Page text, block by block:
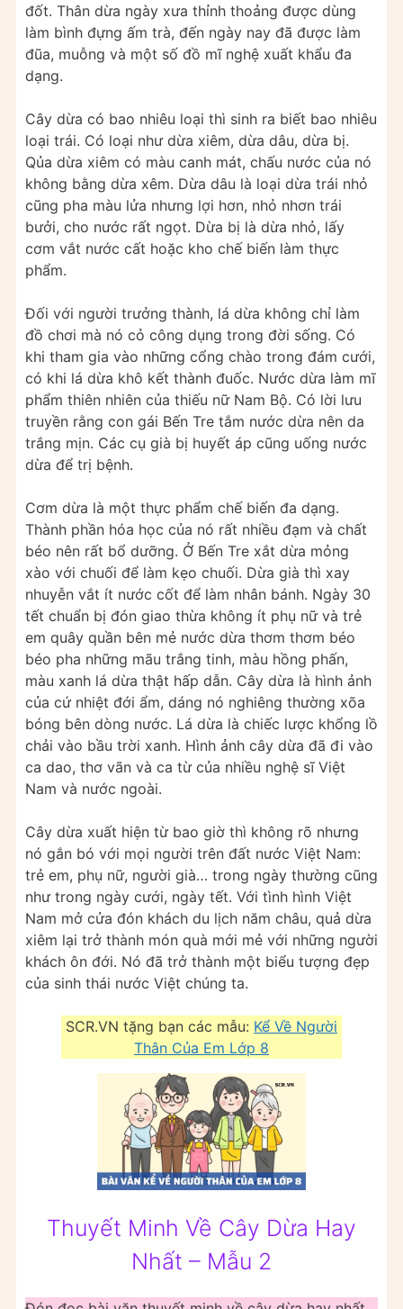
đốt. Thân dừa ngày xưa thỉnh thoảng được dùng
làm bình đựng ấm trà, đến ngày nay đã được làm
đũa, muỗng và một số đồ mĩ nghệ xuất khẩu đa
dạng.
Cây dừa có bao nhiêu loại thì sinh ra biết bao nhiêu
loại trái. Có loại như dừa xiêm, dừa dâu, dừa bị.
Qủa dừa xiêm có màu canh mát, chấu nước của nó
không bằng dừa xêm. Dừa dâu là loại dừa trái nhỏ
cũng pha màu lửa nhưng lợi hơn, nhỏ nhơn trái
bưởi, cho nước rất ngọt. Dừa bị là dừa nhỏ, lấy
cơm vắt nước cất hoặc kho chế biến làm thực
phẩm.
Đối với người trưởng thành, lá dừa không chỉ làm
đồ chơi mà nó cỏ công dụng trong đời sống. Có
khi tham gia vào những cổng chào trong đám cưới,
có khi lá dừa khô kết thành đuốc. Nước dừa làm mĩ
phẩm thiên nhiên của thiếu nữ Nam Bộ. Có lời lưu
truyền rằng con gái Bến Tre tắm nước dừa nên da
trắng mịn. Các cụ già bị huyết áp cũng uống nước
dừa để trị bệnh.
Cơm dừa là một thực phẩm chế biến đa dạng.
Thành phần hóa học của nó rất nhiều đạm và chất
béo nên rất bổ dưỡng. Ở Bến Tre xắt dừa mỏng
xào với chuối để làm kẹo chuối. Dừa già thì xay
nhuyễn vắt ít nước cốt để làm nhân bánh. Ngày 30
tết chuẩn bị đón giao thừa không ít phụ nữ và trẻ
em quây quần bên mẻ nước dừa thơm thơm béo
béo pha những mãu trắng tinh, màu hồng phấn,
màu xanh lá dừa thật hấp dẫn. Cây dừa là hình ảnh
của cứ nhiệt đới ẩm, dáng nó nghiêng thường xõa
bóng bên dòng nước. Lá dừa là chiếc lược khổng lồ
chải vào bầu trời xanh. Hình ảnh cây dừa đã đi vào
ca dao, thơ vãn và ca từ của nhiều nghệ sĩ Việt
Nam và nước ngoài.
Cây dừa xuất hiện từ bao giờ thì không rõ nhưng
nó gắn bó với mọi người trên đất nước Việt Nam:
trẻ em, phụ nữ, người già… trong ngày thường cũng
như trong ngày cưới, ngày tết. Với tình hình Việt
Nam mở cửa đón khách du lịch năm châu, quả dừa
xiêm lại trở thành món quà mới mẻ với những người
khách ôn đới. Nó đã trở thành một biểu tượng đẹp
của sinh thái nước Việt chúng ta.
SCR.VN tặng bạn các mẫu: Kể Về Người
Thân Của Em Lớp 8
Thuyết Minh Về Cây Dừa Hay
Nhất – Mẫu 2